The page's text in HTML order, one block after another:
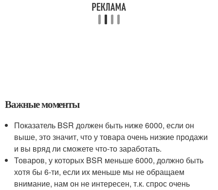
Важные моменты
Показатель BSR должен быть ниже 6000, если он
выше, это значит, что у товара очень низкие продажи
и вы вряд ли сможете что-то заработать.
Товаров, у которых BSR меньше 6000, должно быть
хотя бы 6-ти, если их меньше мы не обращаем
внимание, нам он не интересен, т.к. спрос очень